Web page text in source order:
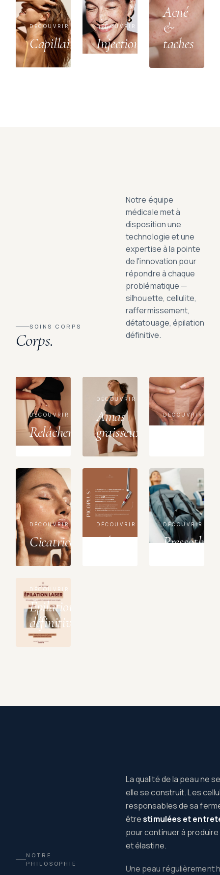
DÉCOUVRIR
Capillaire
DÉCOUVRIR
Injections
Acné
&
taches
SOINS CORPS
Corps.
Notre équipe
médicale met à
disposition une
technologie et une
expertise à la pointe
de l'innovation pour
répondre à chaque
problématique —
silhouette, cellulite,
raffermissement,
détatouage, épilation
définitive.
DÉCOUVRIR
Relâchement
DÉCOUVRIR
Amas
graisseux
DÉCOUVRIR
DÉCOUVRIR
Cicatrices
DÉCOUVRIR
Détatouage
DÉCOUVRIR
DÉCOUVRIR
Épilation
définitive
NOTRE
PHILOSOPHIE
La qualité de la peau ne
elle se construit. Les
responsables de sa
êtrestimulées et
pour continuer à
et élastine.
Une peau régulièrement